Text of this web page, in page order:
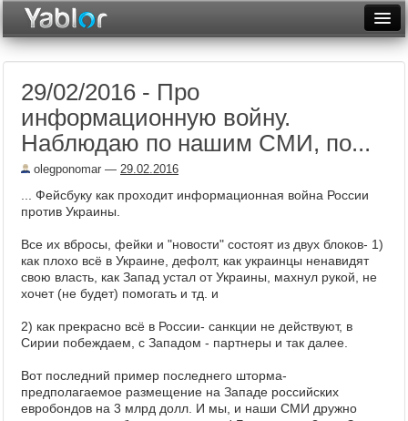
Неделя
Месяц
Рейтинги
Архив
Видеотоп
29/02/2016 - Про
информационную войну.
Наблюдаю по нашим СМИ, по...
olegponomar — 29.02.2016
... Фейсбуку как проходит информационная война России
против Украины.
Все их вбросы, фейки и "новости" состоят из двух блоков- 1)
как плохо всё в Украине, дефолт, как украинцы ненавидят
свою власть, как Запад устал от Украины, махнул рукой, не
хочет (не будет) помогать и тд. и
2) как прекрасно всё в России- санкции не действуют, в
Сирии побеждаем, с Западом - партнеры и так далее.
Вот последний пример последнего шторма-
предполагаемое размещение на Западе российских
евробондов на 3 млрд долл. И мы, и наши СМИ дружно